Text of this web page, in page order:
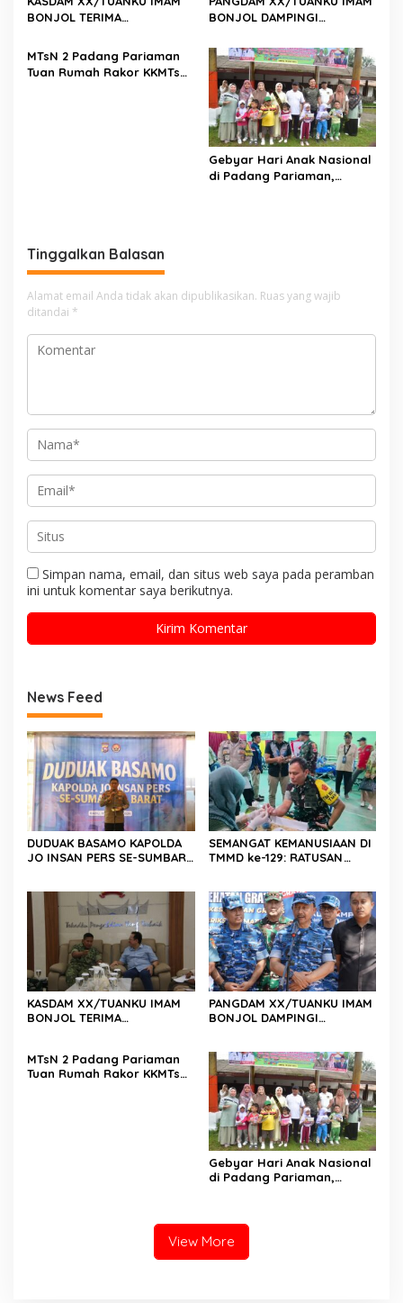
BONJOL TERIMA
ANGGOTA DPD RI H. IRMAN
GUSMAN, S.E., M.B.A., DI
MAKODAM
BONJOL DAMPINGI
AU KE-79 DI LANUD SUTAN
SJAHRIR
MTsN 2 Padang Pariaman
Tuan Rumah Rakor KKMTs
Gebyar Hari Anak Nasional
di Padang Pariaman,
Tinggalkan Balasan
Alamat email Anda tidak akan dipublikasikan. Ruas yang wajib
ditandai *
Simpan nama, email, dan situs web saya pada peramban
ini untuk komentar saya berikutnya.
News Feed
DUDUAK BASAMO KAPOLDA
JO INSAN PERS SE-SUMBAR,
Polri dan Media Demi
Kepentingan Masyarakat
SEMANGAT KEMANUSIAAN DI
TMMD ke-129: RATUSAN
KASDAM XX/TUANKU IMAM
BONJOL TERIMA
GUSMAN, S.E., M.B.A., DI
MAKODAM
PANGDAM XX/TUANKU IMAM
BONJOL DAMPINGI
SJAHRIR
MTsN 2 Padang Pariaman
Tuan Rumah Rakor KKMTs
Gebyar Hari Anak Nasional
di Padang Pariaman,
untuk Semua Anak
View More